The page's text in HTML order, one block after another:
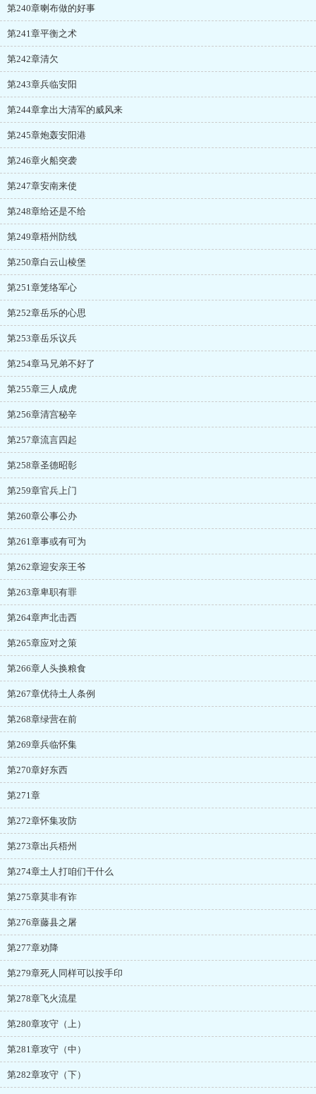
第240章喇布做的好事
第241章平衡之术
第242章清欠
第243章兵临安阳
第244章拿出大清军的威风来
第245章炮轰安阳港
第246章火船突袭
第247章安南来使
第248章给还是不给
第249章梧州防线
第250章白云山棱堡
第251章笼络军心
第252章岳乐的心思
第253章岳乐议兵
第254章马兄弟不好了
第255章三人成虎
第256章清宫秘辛
第257章流言四起
第258章圣德昭彰
第259章官兵上门
第260章公事公办
第261章事或有可为
第262章迎安亲王爷
第263章卑职有罪
第264章声北击西
第265章应对之策
第266章人头换粮食
第267章优待土人条例
第268章绿营在前
第269章兵临怀集
第270章好东西
第271章
第272章怀集攻防
第273章出兵梧州
第274章土人打咱们干什么
第275章莫非有诈
第276章藤县之屠
第277章劝降
第279章死人同样可以按手印
第278章飞火流星
第280章攻守（上）
第281章攻守（中）
第282章攻守（下）